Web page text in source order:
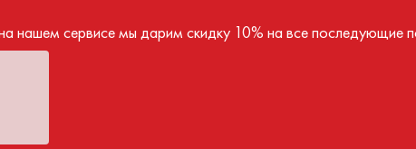
нашем сервисе мы дарим скидку 10% на все последующие